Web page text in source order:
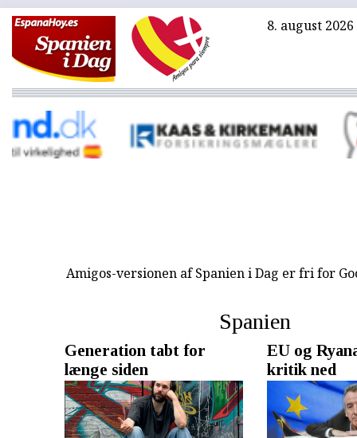
8. august 2026
Amigos-versionen af Spanien i Dag er fri for
Spanien
Generation tabt for
længe siden
EU og
kritik ned